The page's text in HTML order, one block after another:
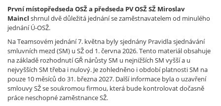
První místopředseda OSŽ a předseda PV OSŽ SŽ Miroslav
Maincl shrnul dvě důležitá jednání se zaměstnavatelem od minulého
jednání Ú-OSŽ.
Na Teamsovém jednání 7. května byly sjednány Pravidla sjednávání
smluvních mezd (SM) u SŽ od 1. června 2026. Tento materiál obsahuje
na základě rozhodnutí GŘ nárůsty SM u nejnižších SM vyšší a u
nejvyšších SM třeba i nulový. Je zohledněno i období platnosti SM na
pouze 10 měsíců do 31. března 2027. Další informace byla o uzavření
smlouvy SŽ se soukromou firmou, která bude kontrolovat dočasně
práce neschopné zaměstnance SŽ.